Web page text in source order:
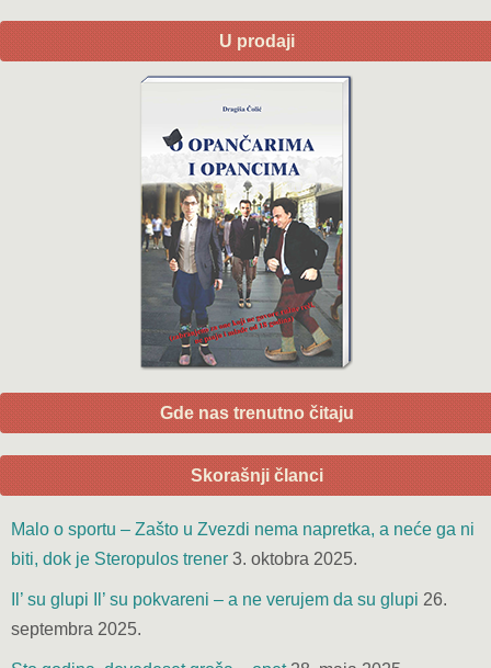
U prodaji
Gde nas trenutno čitaju
Skorašnji članci
Malo o sportu – Zašto u Zvezdi nema napretka, a neće ga ni
biti, dok je Steropulos trener 3. oktobra 2025.
Il’ su glupi Il’ su pokvareni – a ne verujem da su glupi 26.
septembra 2025.